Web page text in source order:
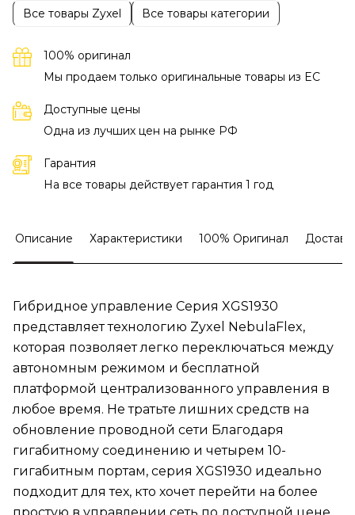
Все товары Zyxel Все товары категории
100% оригинал
Мы продаем только оригинальные товары из EC
Доступные цены
Одна из лучших цен на рынке РФ
Гарантия
На все товары действует гарантия 1 год
Описание Характеристики 100% Оригинал
Гибридное управление Серия XGS1930
представляет технологию Zyxel NebulaFlex,
которая позволяет легко переключаться между
автономным режимом и бесплатной
платформой централизованного управления в
любое время. Не тратьте лишних средств на
обновление проводной сети Благодаря
гигабитному соединению и четырем 10-
гигабитным портам, серия XGS1930 идеально
подходит для тех, кто хочет перейти на более